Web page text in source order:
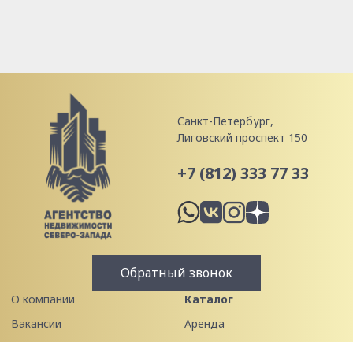
Санкт-Петербург,
Лиговский проспект 150
+7 (812) 333 77 33
Обратный звонок
О компании
Вакансии
Каталог
Аренда